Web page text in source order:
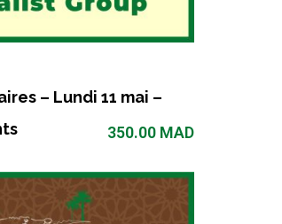
– Lundi 11 mai –
350.00 MAD